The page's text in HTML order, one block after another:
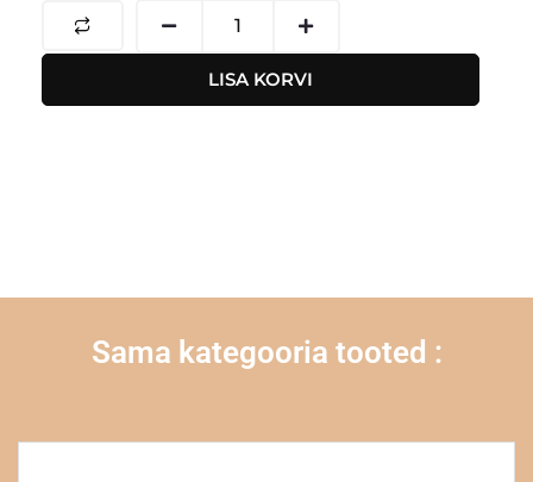
Tester
LISA KORVI
Sama kategooria tooted :